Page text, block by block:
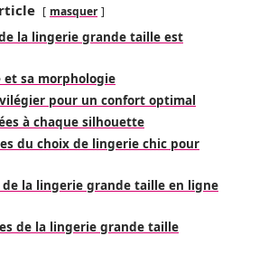
masquer
la lingerie grande taille est
sa morphologie
pour un confort optimal
à chaque silhouette
du choix de lingerie chic pour
la lingerie grande taille en ligne
de la lingerie grande taille